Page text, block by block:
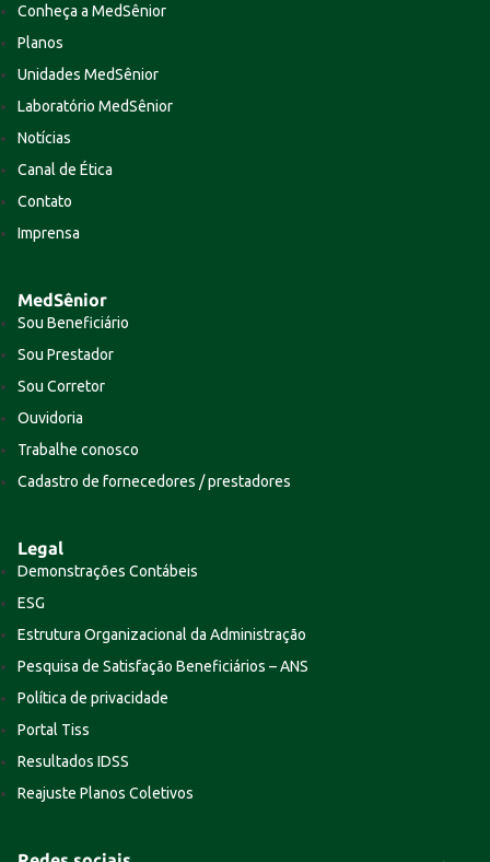
Conheça a MedSênior
Planos
Unidades MedSênior
Laboratório MedSênior
Notícias
Canal de Ética
Contato
Imprensa
MedSênior
Sou Beneficiário
Sou Prestador
Sou Corretor
Ouvidoria
Trabalhe conosco
Cadastro de fornecedores / prestadores
Legal
Demonstrações Contábeis
ESG
Estrutura Organizacional da Administração
Pesquisa de Satisfação Beneficiários – ANS
Política de privacidade
Portal Tiss
Resultados IDSS
Reajuste Planos Coletivos